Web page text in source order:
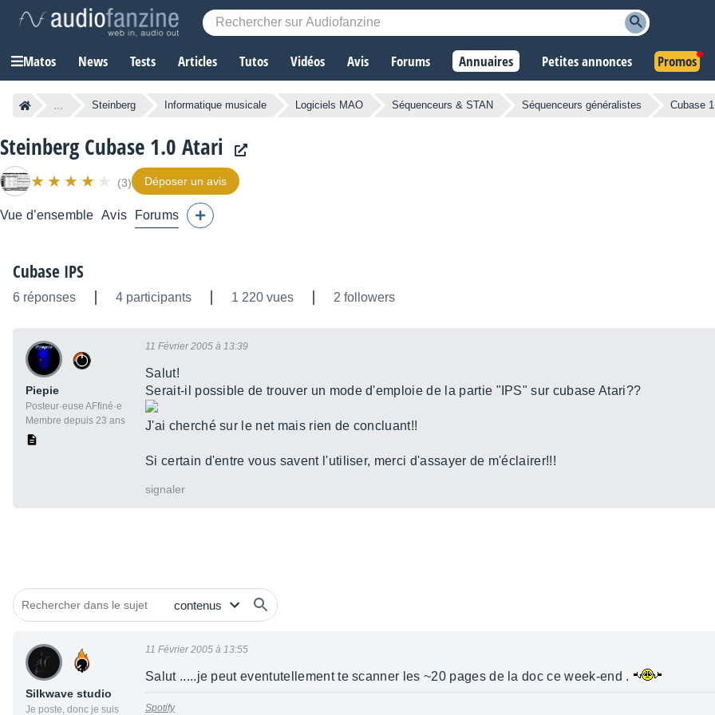
Matos News Tests Articles Tutos Vidéos Avis Forums Annuaires Petites annonces Promos
... Steinberg Informatique musicale Logiciels MAO Séquenceurs & STAN Séquenceurs généralistes Cubase
Steinberg Cubase 1.0 Atari
(3) Déposer un avis
Vue d’ensemble Avis Forums
Cubase IPS
6 réponses 4 participants 1 220 vues 2 followers
Piepie
Posteur·euse AFfiné·e
Membre depuis 23 ans
11 Février 2005 à 13:39
Salut!
Serait-il possible de trouver un mode d'emploie de la partie "IPS" sur cubase Atari??
J'ai cherché sur le net mais rien de concluant!!
Si certain d'entre vous savent l'utiliser, merci d'assayer de m'éclairer!!!
signaler
Silkwave studio
Je poste, donc je suis
11 Février 2005 à 13:55
Salut .....je peut eventutellement te scanner les ~20 pages de la doc ce week-end .
Spotify